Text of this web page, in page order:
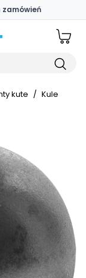
zamówień
kute / Kule